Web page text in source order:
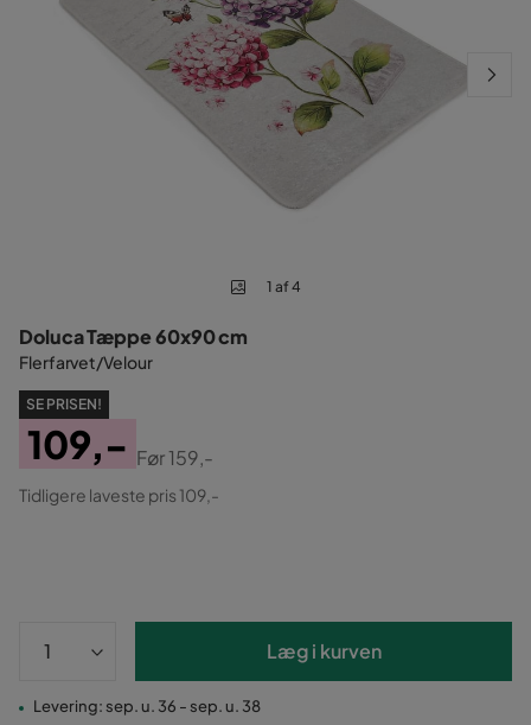
1 af 4
Doluca Tæppe 60x90 cm
Flerfarvet/Velour
SE PRISEN!
Pris
109,-
Original
Før159,-
Tidligere laveste pris 109,-
Læg i kurven
Levering: sep. u. 36 - sep. u. 38